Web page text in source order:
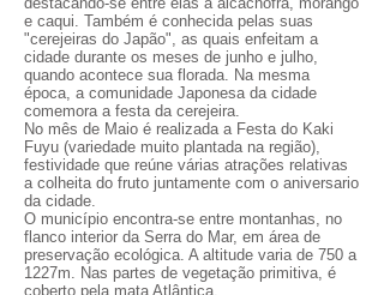
e caqui. Também é conhecida pelas suas
"cerejeiras do Japão", as quais enfeitam a
cidade durante os meses de junho e julho,
quando acontece sua florada. Na mesma
época, a comunidade Japonesa da cidade
comemora a festa da cerejeira.
No mês de Maio é realizada a Festa do Kaki
Fuyu (variedade muito plantada na região),
festividade que reúne várias atrações relativas
a colheita do fruto juntamente com o aniversario
da cidade.
O município encontra-se entre montanhas, no
flanco interior da Serra do Mar, em área de
preservação ecológica. A altitude varia de 750 a
1227m. Nas partes de vegetação primitiva, é
coberto pela mata Atlântica.